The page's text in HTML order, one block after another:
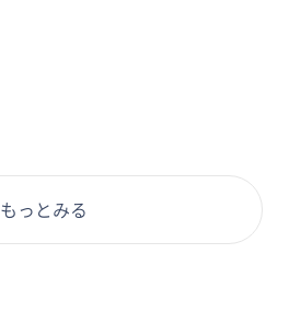
もっとみる